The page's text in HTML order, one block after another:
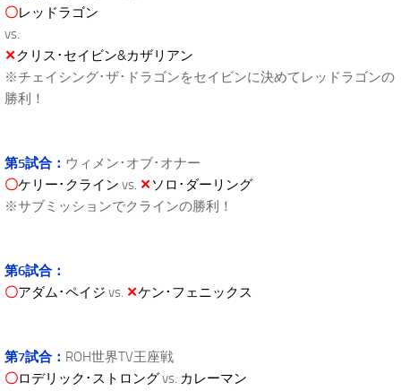
〇レッドラゴン
vs.
✕クリス･セイビン&カザリアン
※チェイシング･ザ･ドラゴンをセイビンに決めてレッドラゴンの
勝利！
第5試合： ウィメン･オブ･オナー
〇ケリー･クライン vs. ✕ソロ･ダーリング
※サブミッションでクラインの勝利！
第6試合：
〇アダム･ペイジ vs. ✕ケン･フェニックス
第7試合： ROH世界TV王座戦
〇ロデリック･ストロングvs. カレーマン